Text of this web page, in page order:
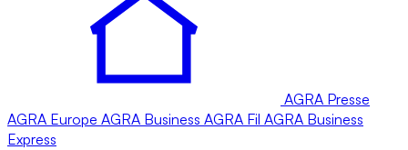
AGRA Presse
AGRA Europe AGRA Business AGRA Fil AGRA Business
Express